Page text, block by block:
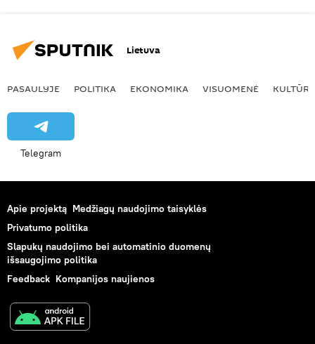
Lietuva
PASAULYJE POLITIKA EKONOMIKA VISUOMENĖ KULTŪRA
Telegram
Apie projektą Medžiagų naudojimo taisyklės
Privatumo politika
Slapukų naudojimo bei automatinio duomenų
išsaugojimo politika
Feedback Kompanijos naujienos